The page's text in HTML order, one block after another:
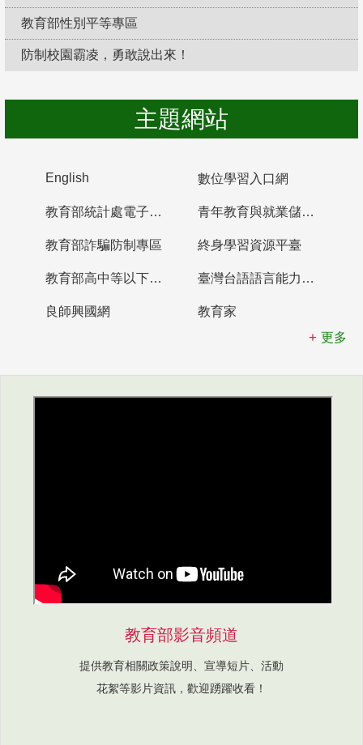
教育部性別平等專區
防制校園霸凌，勇敢說出來！
主題網站
English 數位學習入口網
教育部統計處電子書櫃 青年教育與就業儲蓄帳戶
教育部詐騙防制專區 終身學習資源平臺
教育部高中等以下學校及幼兒園教師資格檢定考試 臺灣台語語言能力認證網站
良師興國網
教育家
更多
教育部影音頻道
提供教育相關政策說明、宣導短片、活動
花絮等影片資訊，歡迎踴躍收看！